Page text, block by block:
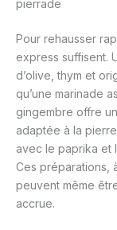
pierrade
Pour rehausser
express suffisent.
d’olive, thym et
qu’une marinade
gingembre offre
adaptée à la
avec le paprika et
Ces préparations,
peuvent même
accrue.